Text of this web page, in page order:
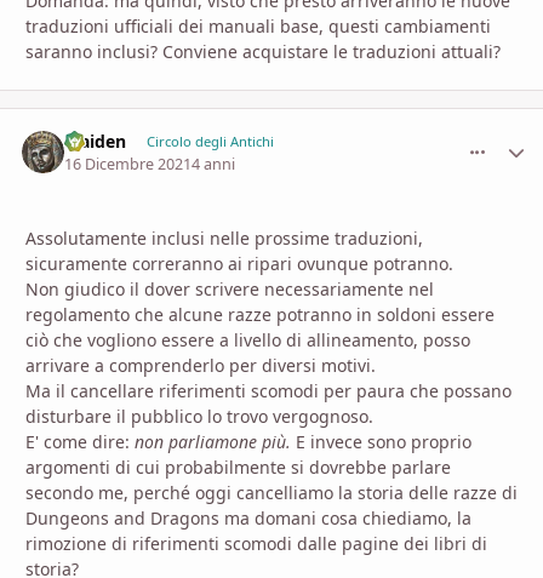
traduzioni ufficiali dei manuali base, questi cambiamenti
saranno inclusi? Conviene acquistare le traduzioni attuali?
Maiden Circolo degli Antichi
16 Dicembre 20214 anni
Assolutamente inclusi nelle prossime traduzioni,
sicuramente correranno ai ripari ovunque potranno.
Non giudico il dover scrivere necessariamente nel
regolamento che alcune razze potranno in soldoni essere
ciò che vogliono essere a livello di allineamento, posso
arrivare a comprenderlo per diversi motivi.
Ma il cancellare riferimenti scomodi per paura che possano
disturbare il pubblico lo trovo vergognoso.
E' come dire: non parliamone più. E invece sono proprio
argomenti di cui probabilmente si dovrebbe parlare
secondo me, perché oggi cancelliamo la storia delle razze di
Dungeons and Dragons ma domani cosa chiediamo, la
rimozione di riferimenti scomodi dalle pagine dei libri di
storia?